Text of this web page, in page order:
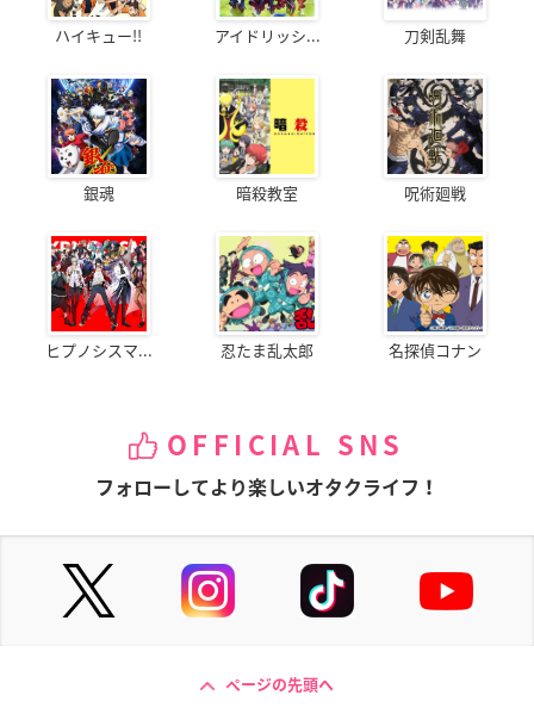
ハイキュー!! アイドリッシ... 刀剣乱舞
銀魂 暗殺教室 呪術廻戦
ヒプノシスマ... 忍たま乱太郎 名探偵コナン
OFFICIAL SNS
フォローしてより楽しいオタクライフ！
ページの先頭へ